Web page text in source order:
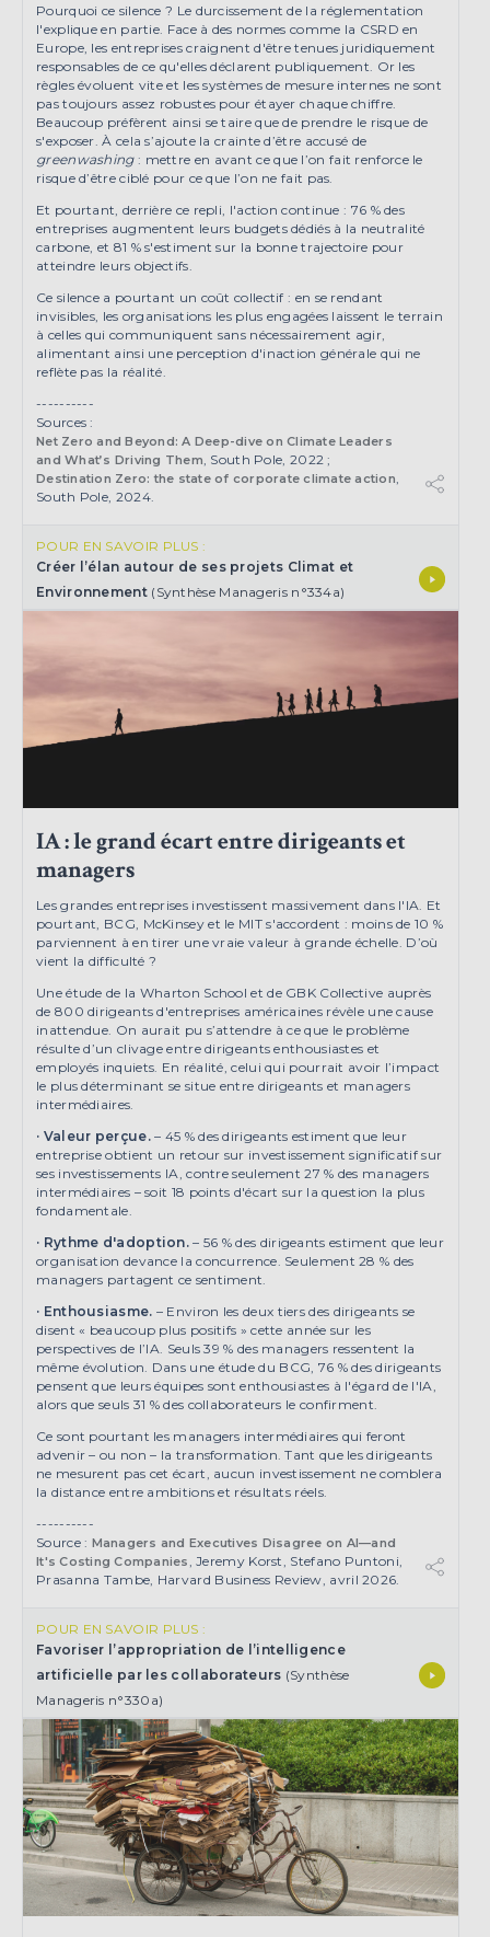
Pourquoi ce silence ? Le durcissement de la réglementation
l'explique en partie. Face à des normes comme la CSRD en
Europe, les entreprises craignent d'être tenues juridiquement
responsables de ce qu'elles déclarent publiquement. Or les
règles évoluent vite et les systèmes de mesure internes ne sont
pas toujours assez robustes pour étayer chaque chiffre.
Beaucoup préfèrent ainsi se taire que de prendre le risque de
s'exposer. À cela s’ajoute la crainte d’être accusé de
greenwashing: mettre en avant ce que l’on fait renforce le
risque d’être ciblé pour ce que l’on ne fait pas.
Et pourtant, derrière ce repli, l'action continue : 76 % des
entreprises augmentent leurs budgets dédiés à la neutralité
carbone, et 81 % s'estiment sur la bonne trajectoire pour
atteindre leurs objectifs.
Ce silence a pourtant un coût collectif : en se rendant
invisibles, les organisations les plus engagées laissent le terrain
à celles qui communiquent sans nécessairement agir,
alimentant ainsi une perception d'inaction générale qui ne
reflète pas la réalité.
----------
Sources :
Net Zero and Beyond: A Deep-dive on Climate Leaders
and What’s Driving Them , South Pole, 2022 ;
Destination Zero: the state of corporate climate action
South Pole, 2024.
POUR EN SAVOIR PLUS :
Créer l’élan autour de ses projets Climat et
Environnement(Synthèse Manageris n°334a)
IA : le grand écart entre dirigeants et
managers
Les grandes entreprises investissent massivement dans l'IA. Et
pourtant, BCG, McKinsey et le MIT s'accordent : moins de 10 %
parviennent à en tirer une vraie valeur à grande échelle. D’où
vient la difficulté ?
Une étude de la Wharton School et de GBK Collective auprès
de 800 dirigeants d'entreprises américaines révèle une cause
inattendue. On aurait pu s’attendre à ce que le problème
résulte d’un clivage entre dirigeants enthousiastes et
employés inquiets. En réalité, celui qui pourrait avoir l’impact
le plus déterminant se situe entre dirigeants et managers
intermédiaires.
· Valeur perçue.– 45 % des dirigeants estiment que leur
entreprise obtient un retour sur investissement significatif sur
ses investissements IA, contre seulement 27 % des managers
intermédiaires – soit 18 points d'écart sur la question la plus
fondamentale.
· Rythme d'adoption. – 56 % des dirigeants estiment que leur
organisation devance la concurrence. Seulement 28 % des
managers partagent ce sentiment.
· Enthousiasme. – Environ les deux tiers des dirigeants se
disent « beaucoup plus positifs » cette année sur les
perspectives de l’IA. Seuls 39 % des managers ressentent la
même évolution. Dans une étude du BCG, 76 % des dirigeants
pensent que leurs équipes sont enthousiastes à l'égard de l'IA,
alors que seuls 31 % des collaborateurs le confirment.
Ce sont pourtant les managers intermédiaires qui feront
advenir – ou non – la transformation. Tant que les dirigeants
ne mesurent pas cet écart, aucun investissement ne comblera
la distance entre ambitions et résultats réels.
----------
Source : Managers and Executives Disagree on AI—and
It's Costing Companies , Jeremy Korst, Stefano Puntoni,
Prasanna Tambe, Harvard Business Review, avril 2026.
POUR EN SAVOIR PLUS :
Favoriser l’appropriation de l’intelligence
artificielle par les collaborateurs (Synthèse
Manageris n°330a)